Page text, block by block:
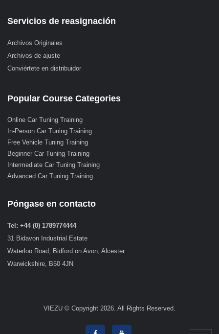
Servicios de reasignación
Archivos Originales
Archivos de ajuste
Conviértete en distribuidor
Popular Course Categories
Online Car Tuning Training
In-Person Car Tuning Training
Free Vehicle Tuning Training
Beginner Car Tuning Training
Intermediate Car Tuning Training
Advanced Car Tuning Training
Póngase en contacto
Tel: +44 (0) 1789774444
31 Bidavon Industrial Estate
Waterloo Road, Bidford on Avon, Alcester
Warwickshire, B50 4JN
VIEZU © Copyright 2026. All Rights Reserved.